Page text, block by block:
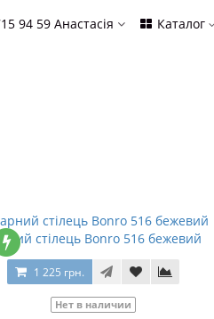
94 59 Анастасія Каталог
стілець Bonro 516 бежевий
1 225 грн.
Нет в наличии